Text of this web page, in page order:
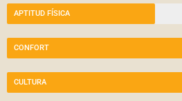
APTITUD FÍSICA
CONFORT
CULTURA